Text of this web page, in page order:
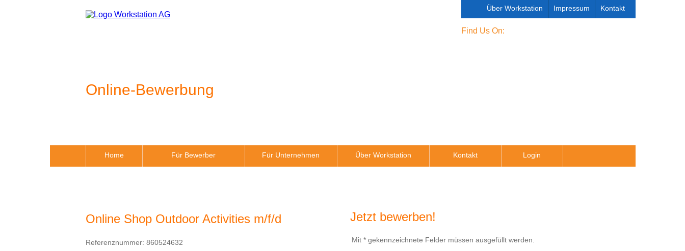
Über Workstation Impressum Kontakt
Find Us On:
Online-Bewerbung
Home Für Bewerber Für Unternehmen Über Workstation Kontakt Login
Online Shop Outdoor Activities m/f/d
Referenznummer: 860524632
Jetzt bewerben!
Mit * gekennzeichnete Felder müssen ausgefüllt werden.